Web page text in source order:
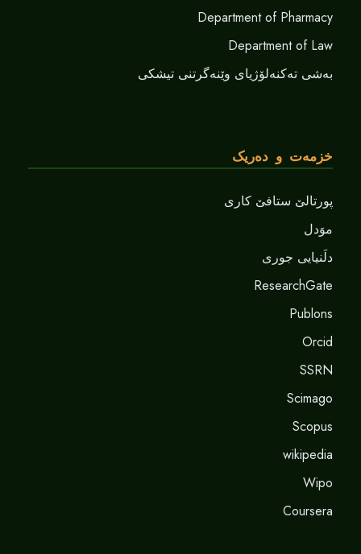
Department of Pharmacy
Department of Law
بەشی تەکنەلۆژیای وێنەگرتنی تیشکی
خزمەت و دەریک
پورتالێ ستافێ کاری
موَدل
دلَنيايى جورى
ResearchGate
Publons
Orcid
SSRN
Scimago
Scopus
wikipedia
Wipo
Coursera